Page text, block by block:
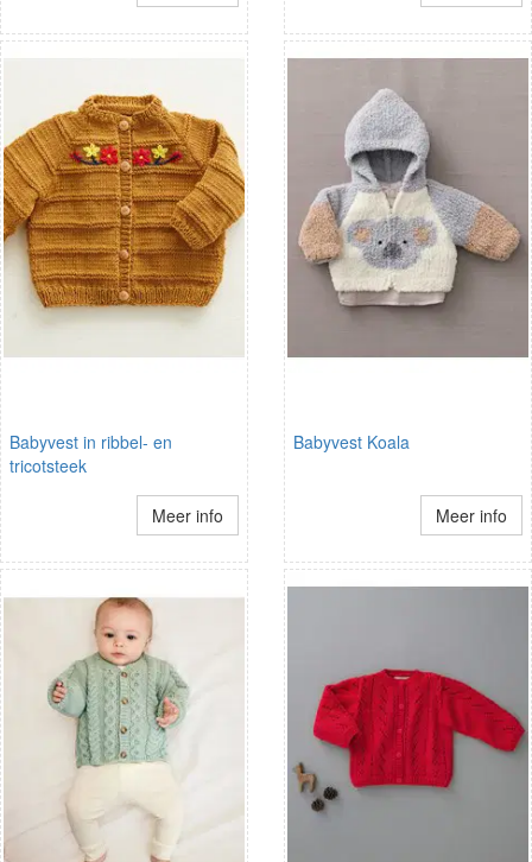
Babyvest in ribbel- en
tricotsteek
Meer info
Babyvest Koala
Meer info